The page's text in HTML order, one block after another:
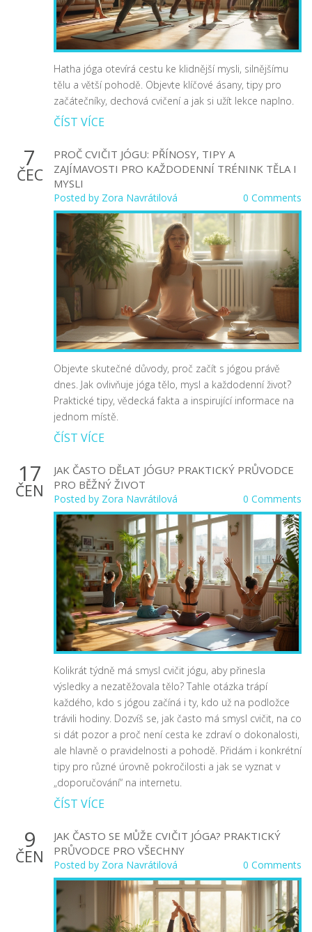
Hatha jóga otevírá cestu ke klidnější mysli, silnějšímu
tělu a větší pohodě. Objevte klíčové ásany, tipy pro
začátečníky, dechová cvičení a jak si užít lekce naplno.
ČÍST VÍCE
7
ČEC
PROČ CVIČIT JÓGU: PŘÍNOSY, TIPY A
ZAJÍMAVOSTI PRO KAŽDODENNÍ TRÉNINK TĚLA I
MYSLI
Posted by Zora Navrátilová 0 Comments
Objevte skutečné důvody, proč začít s jógou právě
dnes. Jak ovlivňuje jóga tělo, mysl a každodenní život?
Praktické tipy, vědecká fakta a inspirující informace na
jednom místě.
ČÍST VÍCE
17
ČEN
JAK ČASTO DĚLAT JÓGU? PRAKTICKÝ PRŮVODCE
PRO BĚŽNÝ ŽIVOT
Posted by Zora Navrátilová 0 Comments
Kolikrát týdně má smysl cvičit jógu, aby přinesla
výsledky a nezatěžovala tělo? Tahle otázka trápí
každého, kdo s jógou začíná i ty, kdo už na podložce
trávili hodiny. Dozvíš se, jak často má smysl cvičit, na co
si dát pozor a proč není cesta ke zdraví o dokonalosti,
ale hlavně o pravidelnosti a pohodě. Přidám i konkrétní
tipy pro různé úrovně pokročilosti a jak se vyznat v
„doporučování“ na internetu.
ČÍST VÍCE
9
ČEN
JAK ČASTO SE MŮŽE CVIČIT JÓGA? PRAKTICKÝ
PRŮVODCE PRO VŠECHNY
Posted by Zora Navrátilová 0 Comments